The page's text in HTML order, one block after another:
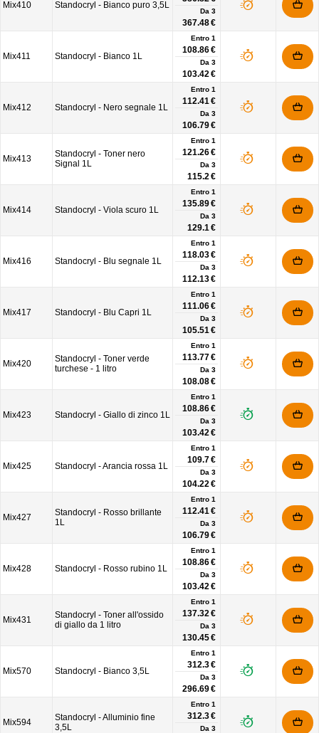
Mix410 Standocryl - Bianco puro 3,5L
Da 3
367.48 €
Mix411 Standocryl - Bianco 1L
Entro 1
108.86 €
Da 3
103.42 €
Mix412 Standocryl - Nero segnale 1L
Entro 1
112.41 €
Da 3
106.79 €
Mix413
Standocryl - Toner nero
Signal 1L
Entro 1
121.26 €
Da 3
115.2 €
Mix414 Standocryl - Viola scuro 1L
Entro 1
135.89 €
Da 3
129.1 €
Mix416 Standocryl - Blu segnale 1L
Entro 1
118.03 €
Da 3
112.13 €
Mix417 Standocryl - Blu Capri 1L
Entro 1
111.06 €
Da 3
105.51 €
Mix420
Standocryl - Toner verde
turchese - 1 litro
Entro 1
113.77 €
Da 3
108.08 €
Mix423 Standocryl - Giallo di zinco 1L
Entro 1
108.86 €
Da 3
103.42 €
Mix425 Standocryl - Arancia rossa 1L
Entro 1
109.7 €
Da 3
104.22 €
Mix427
Standocryl - Rosso brillante
1L
Entro 1
112.41 €
Da 3
106.79 €
Mix428 Standocryl - Rosso rubino 1L
Entro 1
108.86 €
Da 3
103.42 €
Mix431
Standocryl - Toner all'ossido
di giallo da 1 litro
Entro 1
137.32 €
Da 3
130.45 €
Mix570 Standocryl - Bianco 3,5L
Entro 1
312.3 €
Da 3
296.69 €
Mix594
Standocryl - Alluminio fine
3,5L
Entro 1
312.3 €
Da 3